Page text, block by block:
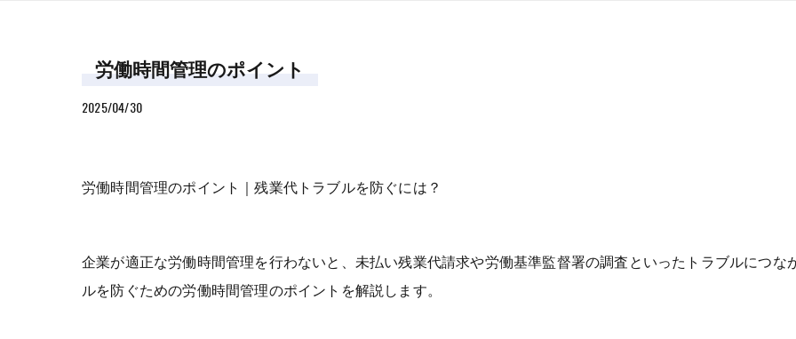
労働時間管理のポイント
2025/04/30
労働時間管理のポイント｜残業代トラブルを防ぐには？
企業が適正な労働時間管理を行わないと、未払い残業代請求や労働基準監督署の調査といったトラブルにつ
ルを防ぐための労働時間管理のポイントを解説します。